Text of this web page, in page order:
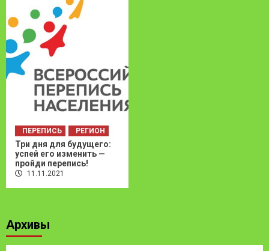
ПЕРЕПИСЬ РЕГИОН
Три дня для будущего:
успей его изменить —
пройди перепись!
11.11.2021
Архивы